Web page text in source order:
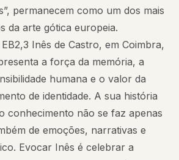
permanecem como um dos mais
da arte gótica europeia.
Inês de Castro, em Coimbra,
a força da memória, a
humana e o valor da
de identidade. A sua história
conhecimento não se faz apenas
de emoções, narrativas e
Evocar Inês é celebrar a